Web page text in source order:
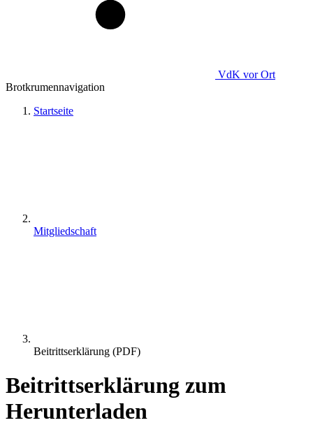
VdK vor Ort
Brotkrumennavigation
Startseite
Mitgliedschaft
Beitrittserklärung (PDF)
Beitrittserklärung zum
Herunterladen